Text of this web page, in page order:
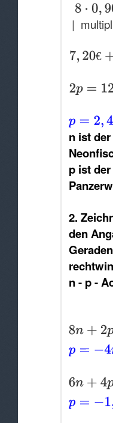
|
€
n ist
p ist
2.
den
n - p -